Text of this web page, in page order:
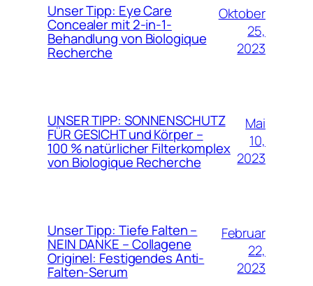
Unser Tipp: Eye Care
Concealer mit 2-in-1-
Behandlung von Biologique
Recherche
Oktober
25,
2023
UNSER TIPP: SONNENSCHUTZ
FÜR GESICHT und Körper –
100 % natürlicher Filterkomplex
von Biologique Recherche
Mai
10,
2023
Unser Tipp: Tiefe Falten –
NEIN DANKE – Collagene
Originel: Festigendes Anti-
Falten-Serum
Februar
22,
2023